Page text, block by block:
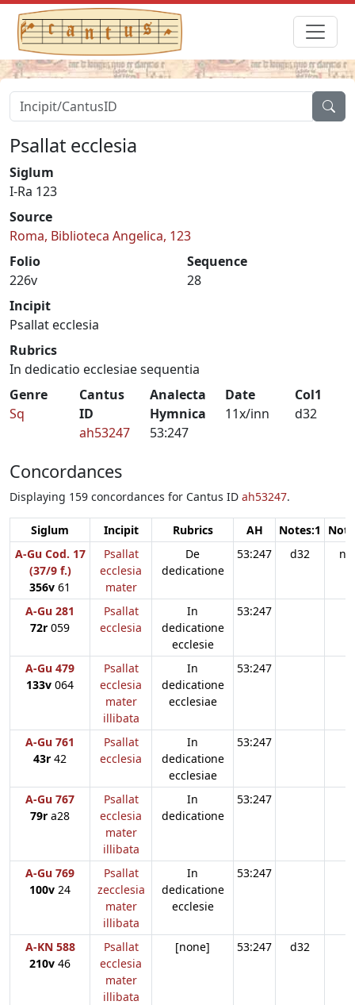
Psallat ecclesia
Siglum
I-Ra 123
Source
Roma, Biblioteca Angelica, 123
Folio
226v
Sequence
28
Incipit
Psallat ecclesia
Rubrics
In dedicatio ecclesiae sequentia
Genre
Sq
Cantus
ID
ah53247
Analecta
Hymnica
53:247
Date
11x/inn
Col1
d32
Concordances
Displaying 159 concordances for Cantus ID ah53247.
Siglum Incipit Rubrics AH Notes:1
A-Gu Cod. 17
(37/9 f.)
356v 61
Psallat
ecclesia
mater
De
dedicatione
53:247 d32
A-Gu 281
72r 059
Psallat
ecclesia
In
dedicatione
ecclesie
53:247
A-Gu 479
133v 064
Psallat
ecclesia
mater
illibata
In
dedicatione
ecclesiae
53:247
A-Gu 761
43r 42
Psallat
ecclesia
In
dedicatione
ecclesiae
53:247
A-Gu 767
79r a28
Psallat
ecclesia
mater
illibata
In
dedicatione
53:247
A-Gu 769
100v 24
Psallat
zecclesia
mater
illibata
In
dedicatione
ecclesie
53:247
A-KN 588
210v 46
Psallat
ecclesia
mater
illibata
[none] 53:247 d32